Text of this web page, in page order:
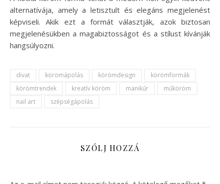
alternatívája, amely a letisztult és elegáns megjelenést
képviseli. Akik ezt a formát választják, azok biztosan
megjelenésükben a magabiztosságot és a stílust kívánják
hangsúlyozni.
divat körömápolás körömdesign
körömformák
körömtrendek
kreatív köröm manikűr
műköröm
nail art
szépségápolás
SZÓLJ HOZZÁ